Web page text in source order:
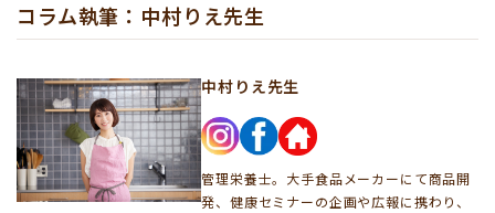
コラム執筆：中村りえ先生
中村りえ先生
管理栄養士。大手食品メーカーにて商品開
発、健康セミナーの企画や広報に携わり、